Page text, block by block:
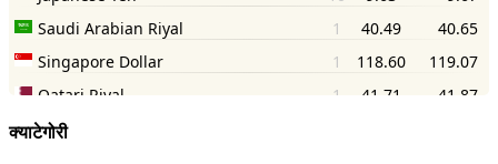
क्याटेगोरी